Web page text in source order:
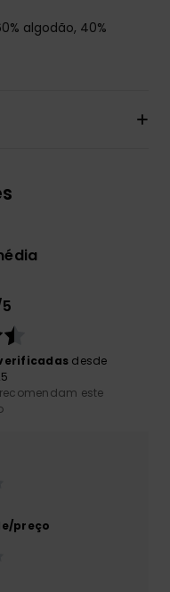
algodão, 40%
desde
este
preço